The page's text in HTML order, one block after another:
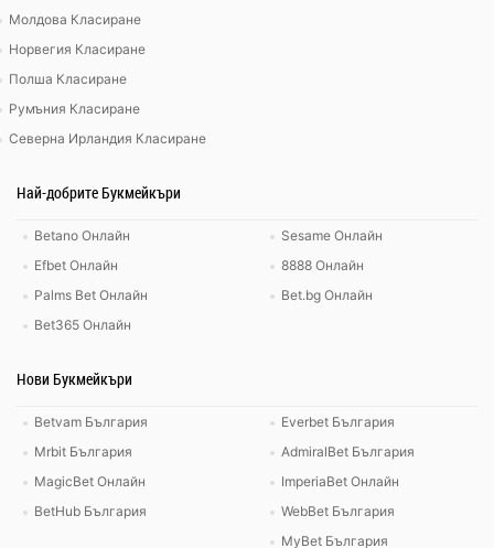
Молдова Класиране
Норвегия Класиране
Полша Класиране
Румъния Класиране
Северна Ирландия Класиране
Най-добрите Букмейкъри
Betano Онлайн
Efbet Онлайн
Palms Bet Онлайн
Bet365 Онлайн
Sesame Онлайн
8888 Онлайн
Bet.bg Онлайн
Нови Букмейкъри
Betvam България
Mrbit България
MagicBet Онлайн
BetHub България
Everbet България
AdmiralBet България
ImperiaBet Онлайн
WebBet България
MyBet България